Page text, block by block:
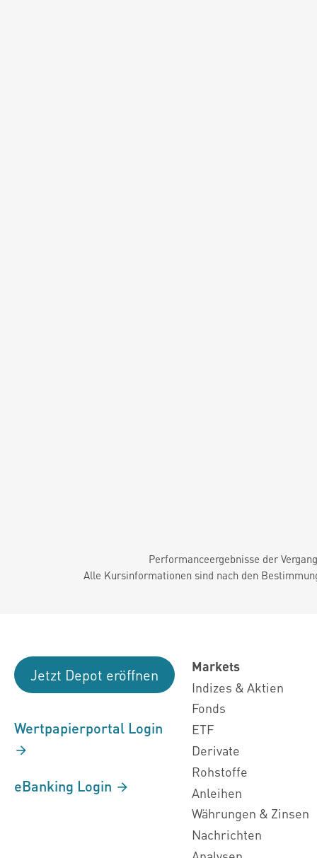
Performanceergebnisse der
Alle Kursinformationen sind nach den
Jetzt Depot eröffnen
Wertpapierportal Login
eBanking Login
Markets
Indizes & Aktien
Fonds
ETF
Derivate
Rohstoffe
Anleihen
Währungen & Zinsen
Nachrichten